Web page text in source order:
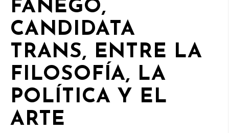
FANEGO,
CANDIDATA
TRANS, ENTRE LA
FILOSOFÍA, LA
POLÍTICA Y EL
ARTE